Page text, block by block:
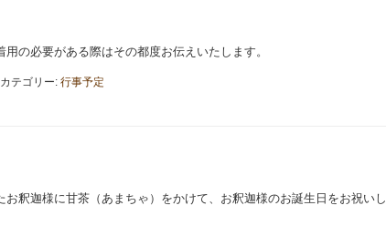
の必要がある際はその都度お伝えいたします。
カテゴリー: 行事予定
釈迦様に甘茶（あまちゃ）をかけて、お釈迦様のお誕生日をお祝いし